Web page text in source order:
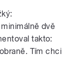
dvě
takto:
Tím chci